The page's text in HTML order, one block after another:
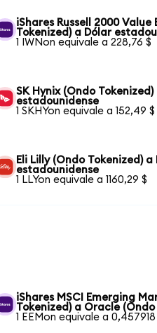
iShares Russell 2000 Value
Tokenized) a Dólar
1 IWNon equivale a 228,76 $
SK Hynix (Ondo Tokenized)
estadounidense
1 SKHYon equivale a 152,49 $
Eli Lilly (Ondo Tokenized) a
estadounidense
1 LLYon equivale a 1160,29 $
iShares MSCI Emerging
Tokenized) a Oracle (Ondo
1 EEMon equivale a